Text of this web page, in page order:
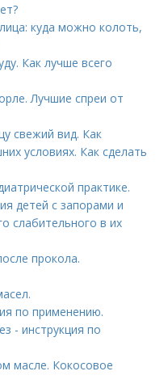
куда можно колоть,
Как лучше всего
Лучшие спреи от
свежий вид. Как
условиях. Как сделать
практике.
детей с запорами и
слабительного в их
прокола.
по применению.
- инструкция по
масле. Кокосовое